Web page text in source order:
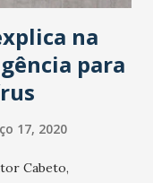
na
para
17, 2020
Cabeto,